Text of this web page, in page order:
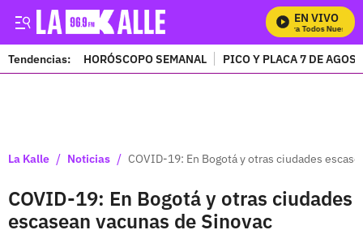
EN VIVO
Mira Todos Nuestros
Tendencias: HORÓSCOPO SEMANAL PICO Y PLACA 7 DE
La Kalle / Noticias / COVID-19: En Bogotá y otras ciudades
COVID-19: En Bogotá y otras ciudades
escasean vacunas de Sinovac